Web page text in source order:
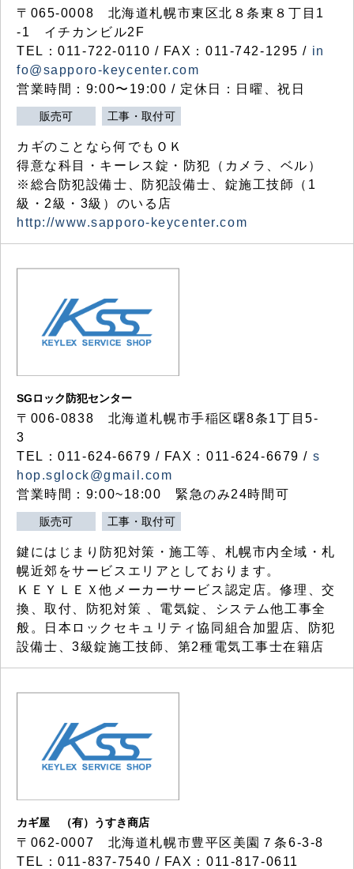
〒065-0008 北海道札幌市東区北８条東８丁目1
-1 イチカンビル2F
TEL：011-722-0110 / FAX：011-742-1295 / in
fo@sapporo-keycenter.com
営業時間：9:00〜19:00 / 定休日：日曜、祝日
販売可 工事・取付可
カギのことなら何でもＯＫ
得意な科目・キーレス錠・防犯（カメラ、ベル）
※総合防犯設備士、防犯設備士、錠施工技師（1
級・2級・3級）のいる店
http://www.sapporo-keycenter.com
SGロック防犯センター
〒006-0838 北海道札幌市手稲区曙8条1丁目5-
3
TEL：011-624-6679 / FAX：011-624-6679 / s
hop.sglock@gmail.com
営業時間：9:00~18:00 緊急のみ24時間可
販売可 工事・取付可
鍵にはじまり防犯対策・施工等、札幌市内全域・札
幌近郊をサービスエリアとしております。
ＫＥＹＬＥＸ他メーカーサービス認定店。修理、交
換、取付、防犯対策 、電気錠、システム他工事全
般。日本ロックセキュリティ協同組合加盟店、防犯
設備士、3級錠施工技師、第2種電気工事士在籍店
カギ屋 （有）うすき商店
〒062-0007 北海道札幌市豊平区美園７条6-3-8
TEL：011-837-7540 / FAX：011-817-0611